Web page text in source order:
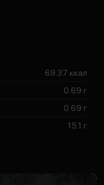
69.37 ккал
0.69 г
0.69 г
15.1 г